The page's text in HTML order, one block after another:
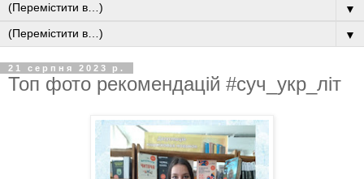
▼
▼
21 серпня 2023 р.
Топ фото рекомендацій #суч_укр_літ